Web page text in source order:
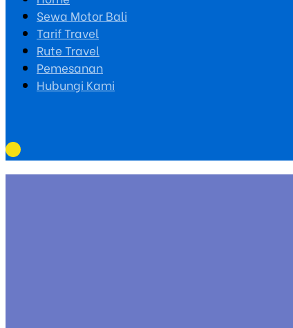
Sewa Motor Bali
Tarif Travel
Rute Travel
Pemesanan
Hubungi Kami